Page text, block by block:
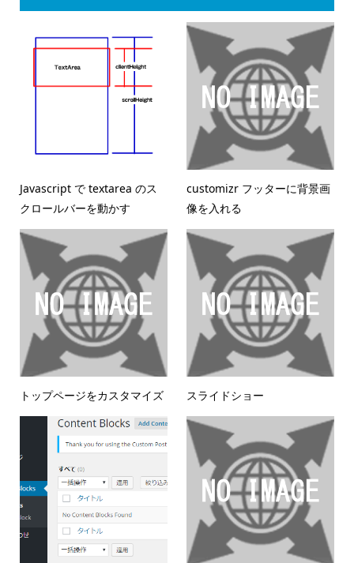
Javascript で textarea のス
クロールバーを動かす
customizr フッターに背景画
像を入れる
トップページをカスタマイズ スライドショー